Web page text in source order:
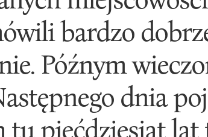
bardzo
Późnym
dnia
tu pięćdziesiąt